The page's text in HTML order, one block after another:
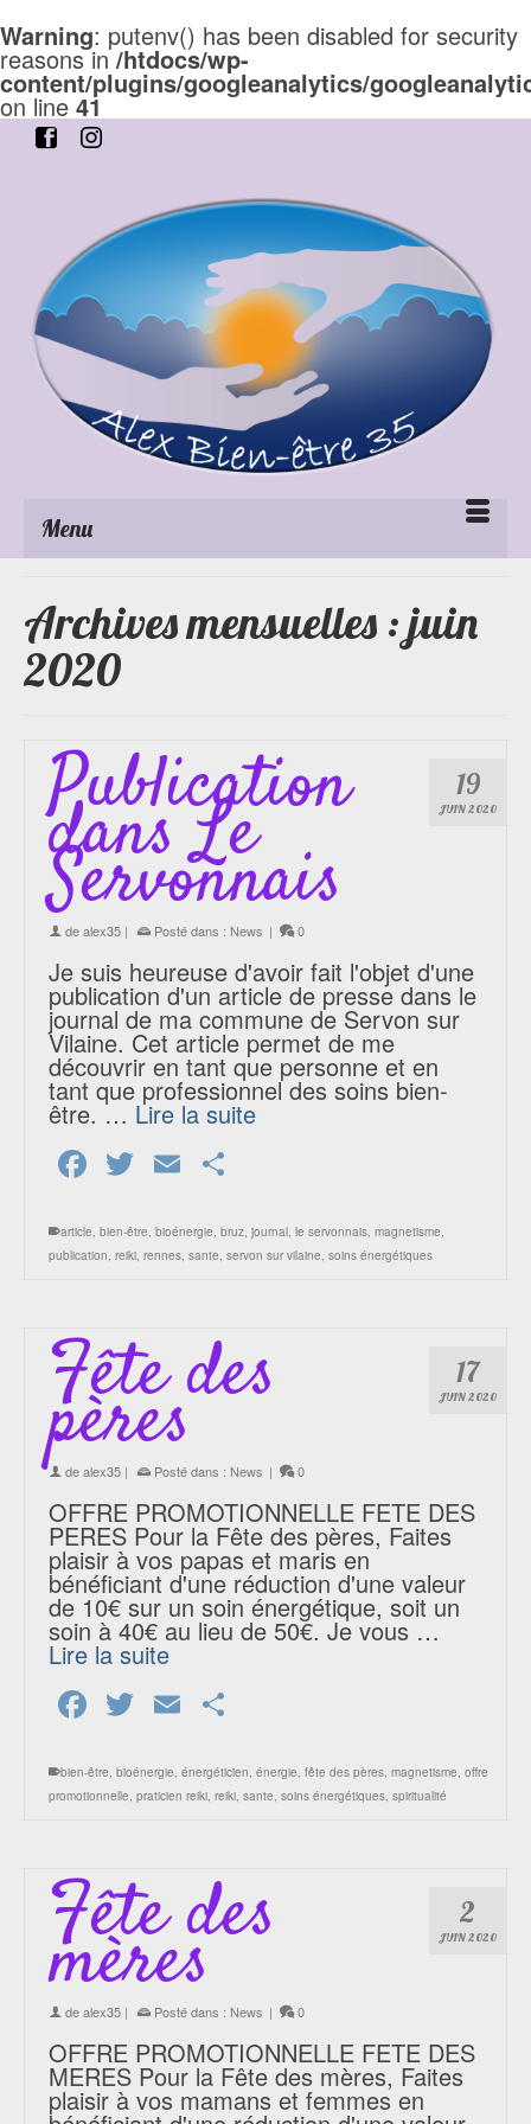
Warning: putenv() has been disabled for security
reasons in/htdocs/wp-
content/plugins/googleanalytics/
on line 41
Menu
Archives mensuelles : juin
2020
19
JUIN 2020
Publication
dans Le
Servonnais
dealex35 | Posté dans : News | 0
Je suis heureuse d'avoir fait l'objet d'une
publication d'un article de presse dans le
journal de ma commune de Servon sur
Vilaine. Cet article permet de me
découvrir en tant que personne et en
tant que professionnel des soins bien-
être. … Lire la suite
Facebook
TwitterEmail
article, bien-être, bioénergie, bruz, journal, le servonnais, magnetisme,
publication, reiki, rennes, sante, servon sur vilaine, soins énergétiques
17
JUIN 2020
Fête des
pères
dealex35 | Posté dans : News | 0
OFFRE PROMOTIONNELLE FETE DES
PERES Pour la Fête des pères, Faites
plaisir à vos papas et maris en
bénéficiant d'une réduction d'une valeur
de 10€ sur un soin énergétique, soit un
soin à 40€ au lieu de 50€. Je vous …
Lire la suite
Facebook
TwitterEmail
bien-être, bioénergie, énergéticien, énergie, fête des pères, magnetisme, offre
promotionnelle, praticien reiki, reiki, sante, soins énergétiques, spiritualité
2
JUIN 2020
Fête des
mères
dealex35 | Posté dans : News | 0
OFFRE PROMOTIONNELLE FETE DES
MERES Pour la Fête des mères, Faites
plaisir à vos mamans et femmes en